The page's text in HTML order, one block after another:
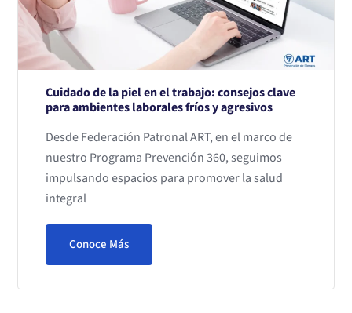
Cuidado de la piel en el trabajo: consejos clave
para ambientes laborales fríos y agresivos
Desde Federación Patronal ART, en el marco de
nuestro Programa Prevención 360, seguimos
impulsando espacios para promover la salud
integral
Conoce Más